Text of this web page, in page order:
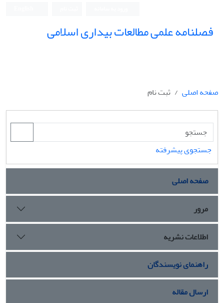
فصلنامه علمی مطالعات بیداری اسلامی
صفحه اصلی ثبت نام
جستجوی پیشرفته
صفحه اصلی
مرور
اطلاعات نشریه
راهنمای نویسندگان
ارسال مقاله